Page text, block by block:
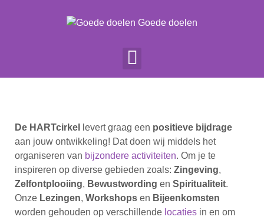
Goede doelen
De HARTcirkel levert graag een positieve bijdrage
aan jouw ontwikkeling! Dat doen wij middels het
organiseren van bijzondere activiteiten. Om je te
inspireren op diverse gebieden zoals: Zingeving,
Zelfontplooiing, Bewustwording en Spiritualiteit.
Onze Lezingen, Workshops en Bijeenkomsten
worden gehouden op verschillende locaties in en om